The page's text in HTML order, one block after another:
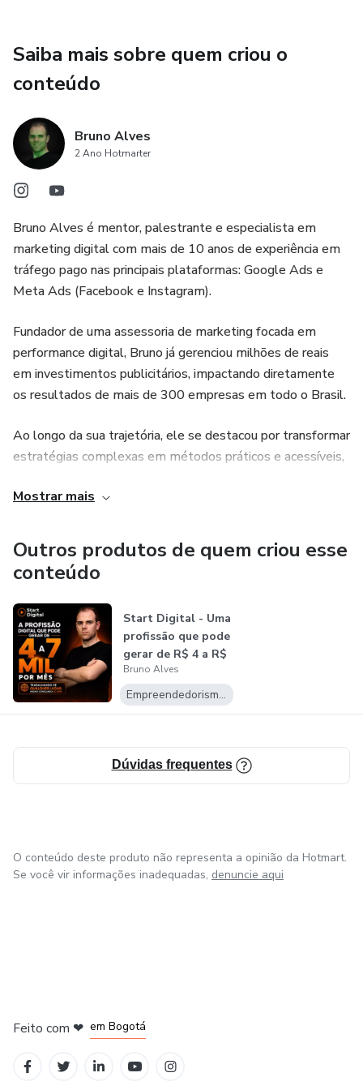
Saiba mais sobre quem criou o
conteúdo
Bruno Alves
2 Ano Hotmarter
Bruno Alves é mentor, palestrante e especialista em
marketing digital com mais de 10 anos de experiência em
tráfego pago nas principais plataformas: Google Ads e
Meta Ads (Facebook e Instagram).
Fundador de uma assessoria de marketing focada em
performance digital, Bruno já gerenciou milhões de reais
em investimentos publicitários, impactando diretamente
os resultados de mais de 300 empresas em todo o Brasil.
Ao longo da sua trajetória, ele se destacou por transformar
estratégias complexas em métodos práticos e acessíveis,
a venderem todos os dias com anúncios online.
Movido pelo propósito de formar novos profissionais
prontos para o mercado, Bruno criou este curso para
ensinar, do zero, tudo o que aplicou na prática e deu certo
com seus clientes.
Hoje, é reconhecido como referência na área por sua
capacidade de gerar resultados reais com ética, clareza e
foco em liberdade financeira e propósito.
Mostrar mais
Outros produtos de quem criou esse
conteúdo
Start Digital - Uma
profissão que pode
gerar de R$ 4 a R$
7...
Bruno Alves
Empreendedorismo Digital
Dúvidas frequentes
O conteúdo deste produto não representa a opinião da Hotmart.
Se você vir informações inadequadas, denuncie aqui
Feito com ❤ em Bogotá